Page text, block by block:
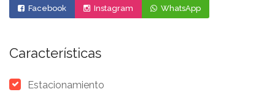
Facebook Instagram WhatsApp
Características
Estacionamiento